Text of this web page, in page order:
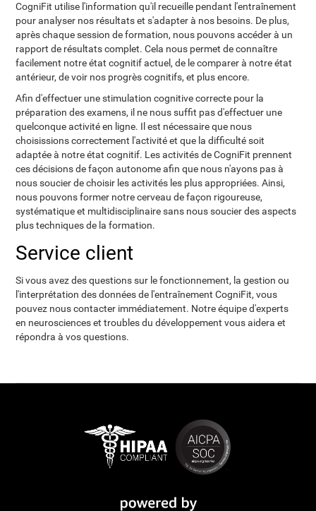
CogniFit utilise l'information qu'il recueille pendant l'entraînement
pour analyser nos résultats et s'adapter à nos besoins. De plus,
après chaque session de formation, nous pouvons accéder à un
rapport de résultats complet. Cela nous permet de connaître
facilement notre état cognitif actuel, de le comparer à notre état
antérieur, de voir nos progrès cognitifs, et plus encore.
Afin d'effectuer une stimulation cognitive correcte pour la
préparation des examens, il ne nous suffit pas d'effectuer une
quelconque activité en ligne. Il est nécessaire que nous
choisissions correctement l'activité et que la difficulté soit
adaptée à notre état cognitif. Les activités de CogniFit prennent
ces décisions de façon autonome afin que nous n'ayons pas à
nous soucier de choisir les activités les plus appropriées. Ainsi,
nous pouvons former notre cerveau de façon rigoureuse,
systématique et multidisciplinaire sans nous soucier des aspects
plus techniques de la formation.
Service client
Si vous avez des questions sur le fonctionnement, la gestion ou
l'interprétation des données de l'entraînement CogniFit, vous
pouvez nous contacter immédiatement. Notre équipe d'experts
en neurosciences et troubles du développement vous aidera et
répondra à vos questions.